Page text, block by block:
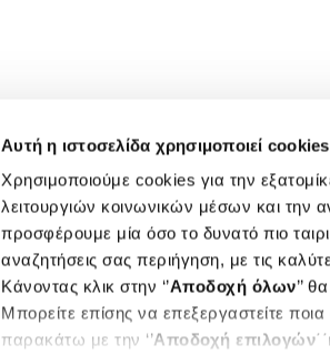
Αυτή η ιστοσελίδα χρησιμοποιεί cookies
Χρησιμοποιούμε cookies για την
λειτουργιών κοινωνικών μέσων και την
προσφέρουμε μία όσο το δυνατό πιο
αναζητήσεις σας περιήγηση, με τις
Κάνοντας κλικ στην ‘’Αποδοχή όλων’’
Μπορείτε επίσης να επεξεργαστείτε
παρακάτω με την ‘’Αποδοχή επιλογών